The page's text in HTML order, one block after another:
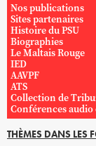
Nos publications
Sites partenaires
Histoire du PSU
Biographies
Le Maltais Rouge
IED
AAVPF
ATS
Collection de
Conférences audio
THÈMES DANS LES